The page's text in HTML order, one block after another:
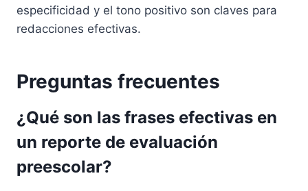
especificidad y el tono positivo son claves para
redacciones efectivas.
Preguntas frecuentes
¿Qué son las frases efectivas en
un reporte de evaluación
preescolar?